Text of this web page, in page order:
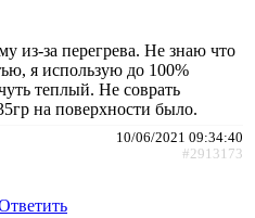
из-за перегрева. Не знаю что
я использую до 100%
теплый. Не соврать
на поверхности было.
10/06/2021 09:34:40
#2913173